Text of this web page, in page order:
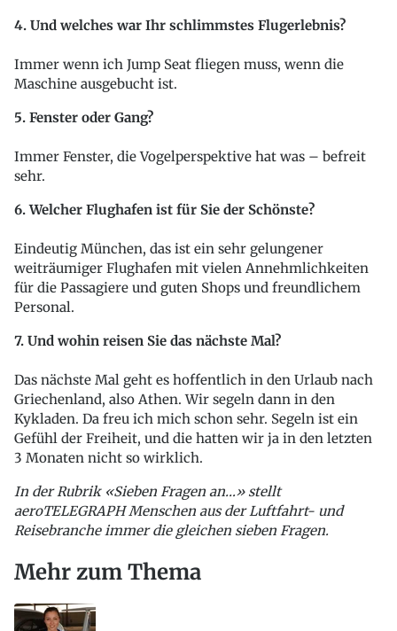
4. Und welches war Ihr schlimmstes Flugerlebnis?
Immer wenn ich Jump Seat fliegen muss, wenn die
Maschine ausgebucht ist.
5. Fenster oder Gang?
Immer Fenster, die Vogelperspektive hat was – befreit
sehr.
6. Welcher Flughafen ist für Sie der Schönste?
Eindeutig München, das ist ein sehr gelungener
weiträumiger Flughafen mit vielen Annehmlichkeiten
für die Passagiere und guten Shops und freundlichem
Personal.
7. Und wohin reisen Sie das nächste Mal?
Das nächste Mal geht es hoffentlich in den Urlaub nach
Griechenland, also Athen. Wir segeln dann in den
Kykladen. Da freu ich mich schon sehr. Segeln ist ein
Gefühl der Freiheit, und die hatten wir ja in den letzten
3 Monaten nicht so wirklich.
In der Rubrik «Sieben Fragen an…» stellt
aeroTELEGRAPH Menschen aus der Luftfahrt- und
Reisebranche immer die gleichen sieben Fragen.
Mehr zum Thema